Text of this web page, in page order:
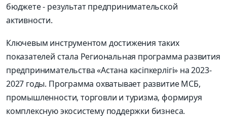
бюджете - результат предпринимательской
активности.
Ключевым инструментом достижения таких
показателей стала Региональная программа развития
предпринимательства «Астана кәсіпкерлігі» на 2023-
2027 годы. Программа охватывает развитие МСБ,
промышленности, торговли и туризма, формируя
комплексную экосистему поддержки бизнеса.